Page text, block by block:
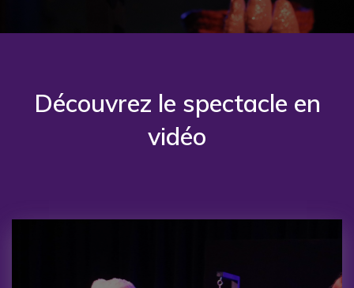
Découvrez le spectacle en
vidéo